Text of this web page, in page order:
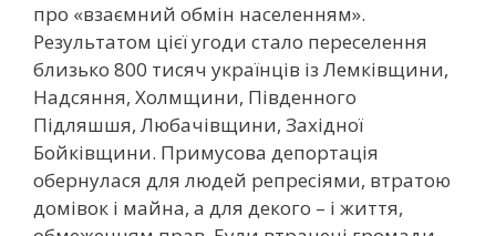
про «взаємний обмін населенням».
Результатом цієї угоди стало переселення
близько 800 тисяч українців із Лемківщини,
Надсяння, Холмщини, Південного
Підляшшя, Любачівщини, Західної
Бойківщини. Примусова депортація
обернулася для людей репресіями, втратою
домівок і майна, а для декого – і життя,